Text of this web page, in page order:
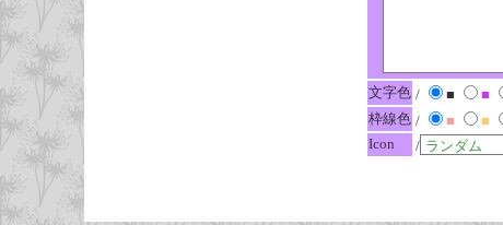
文字色 / ■ ■
枠線色 / ■ ■
Icon
/